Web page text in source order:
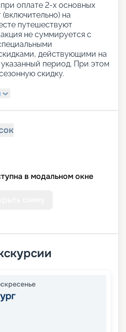
оплате 2-х основных
(включительно) на
путешествуют
не суммируется с
действующими на
период. При этом
скидку.
в модальном окне